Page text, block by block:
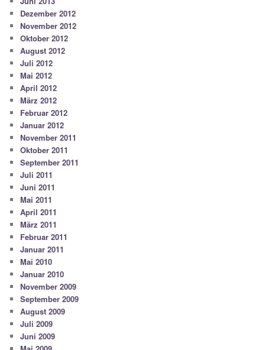
Dezember 2012
November 2012
Oktober 2012
August 2012
Juli 2012
Mai 2012
April 2012
März 2012
Februar 2012
Januar 2012
November 2011
Oktober 2011
September 2011
Juli 2011
Juni 2011
Mai 2011
April 2011
März 2011
Februar 2011
Januar 2011
Mai 2010
Januar 2010
November 2009
September 2009
August 2009
Juli 2009
Juni 2009